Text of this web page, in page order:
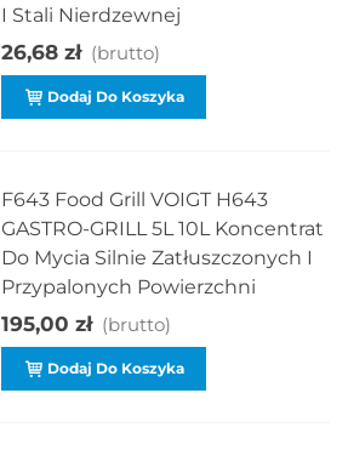
I Stali Nierdzewnej
26,68 zł (brutto)
Dodaj Do Koszyka
F643 Food Grill VOIGT H643
GASTRO-GRILL 5L 10L Koncentrat
Do Mycia Silnie Zatłuszczonych I
Przypalonych Powierzchni
195,00 zł (brutto)
Dodaj Do Koszyka